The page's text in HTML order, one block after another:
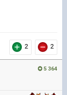
2 2
5 364